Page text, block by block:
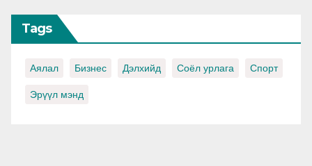
Tags
Аялал Бизнес Дэлхийд Соёл урлага Спорт
Эрүүл мэнд